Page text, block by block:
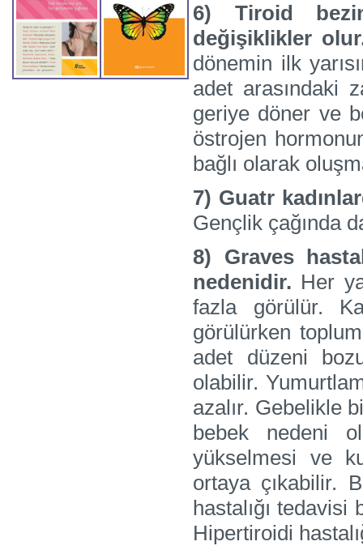
6) Tiroid
değişiklikler
dönemin ilk
adet arasındaki
geriye döner ve
östrojen
bağlı olarak
7) Guatr
Gençlik çağında
8) Graves
nedenidir. Her
fazla görülür.
görülürken
adet düzeni
olabilir.
azalır. Gebelikle
bebek nedeni
yükselmesi ve
ortaya çıkabilir.
hastalığı
Hipertiroidi